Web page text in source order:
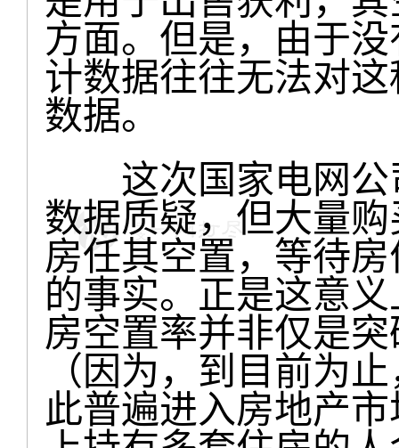
方面。但是，由于
计数据往往无法对
数据。
这次国家电网公
数据质疑，但大量
房任其空置，等待
的事实。正是这意
房空置率并非仅是
（因为，到目前为
此普遍进入房地产